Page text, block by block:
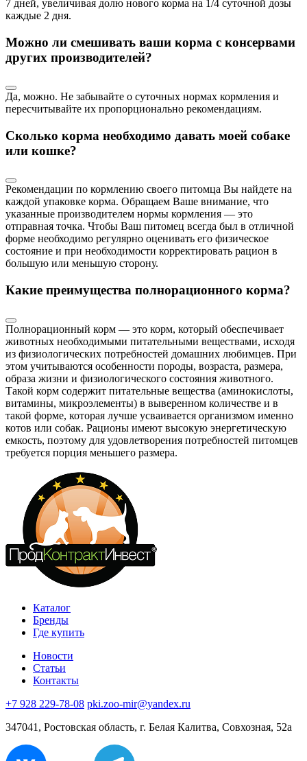
7 дней, увеличивая долю нового корма на 1/4 суточной дозы
каждые 2 дня.
Можно ли смешивать ваши корма с консервами
других производителей?
Да, можно. Не забывайте о суточных нормах кормления и
пересчитывайте их пропорционально рекомендациям.
Сколько корма необходимо давать моей собаке
или кошке?
Рекомендации по кормлению своего питомца Вы найдете на
каждой упаковке корма. Обращаем Ваше внимание, что
указанные производителем нормы кормления — это
отправная точка. Чтобы Ваш питомец всегда был в отличной
форме необходимо регулярно оценивать его физическое
состояние и при необходимости корректировать рацион в
большую или меньшую сторону.
Какие преимущества полнорационного корма?
Полнорационный корм — это корм, который обеспечивает
животных необходимыми питательными веществами, исходя
из физиологических потребностей домашних любимцев. При
этом учитываются особенности породы, возраста, размера,
образа жизни и физиологического состояния животного.
Такой корм содержит питательные вещества (аминокислоты,
витамины, микроэлементы) в выверенном количестве и в
такой форме, которая лучше усваивается организмом именно
котов или собак. Рационы имеют высокую энергетическую
емкость, поэтому для удовлетворения потребностей питомцев
требуется порция меньшего размера.
Каталог
Бренды
Где купить
Новости
Статьи
Контакты
+7 928 229-78-08 pki.zoo-mir@yandex.ru
347041, Ростовская область, г. Белая Калитва, Совхозная, 52а